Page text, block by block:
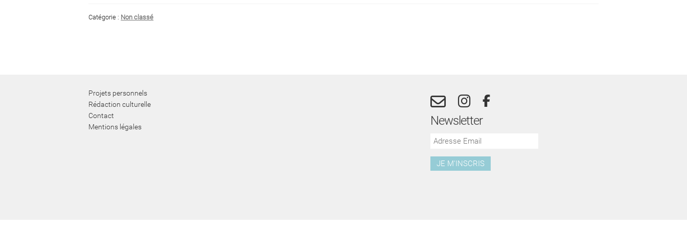
Catégorie : Non classé
Projets personnels
Rédaction culturelle
Contact
Mentions légales
Newsletter